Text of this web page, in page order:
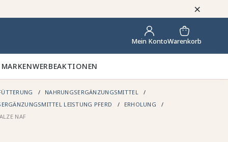
×
Mein KontoWarenkorb
WERBEAKTIONEN
NAHRUNGSERGÄNZUNGSMITTEL
LEISTUNG PFERD
ERHOLUNG
NAF